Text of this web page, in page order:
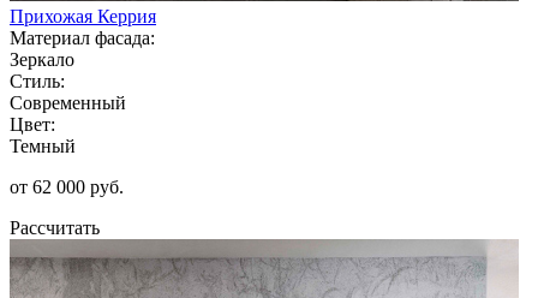
Прихожая Керрия
Материал фасада:
Зеркало
Стиль:
Современный
Цвет:
Темный
от 62 000 руб.
Рассчитать